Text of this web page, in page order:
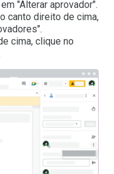
"Alterar aprovador".
canto direito de cima,
cima, clique no